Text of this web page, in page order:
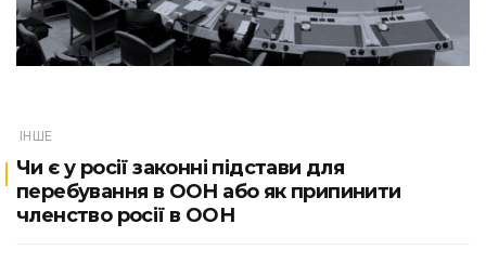
ІНШЕ
Чи є у росії законні підстави для
перебування в ООН або як припинити
членство росії в ООН